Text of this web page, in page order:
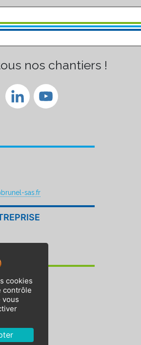
nos chantiers !
LinkedIn
sas.fr
sas.fr
cookies
contrôle
vous